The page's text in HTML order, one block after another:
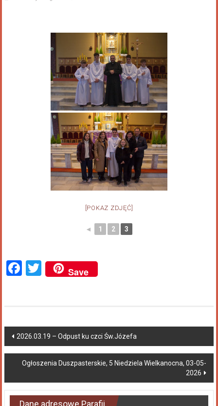
[POKAZ ZDJĘĆ]
◄ 1 2 3
Facebook
Twitter
Save
2026.03.19 – Odpust ku czci Św.Józefa
Ogłoszenia Duszpasterskie, 5 Niedziela Wielkanocna, 03-05-
2026
Dane adresowe Parafii